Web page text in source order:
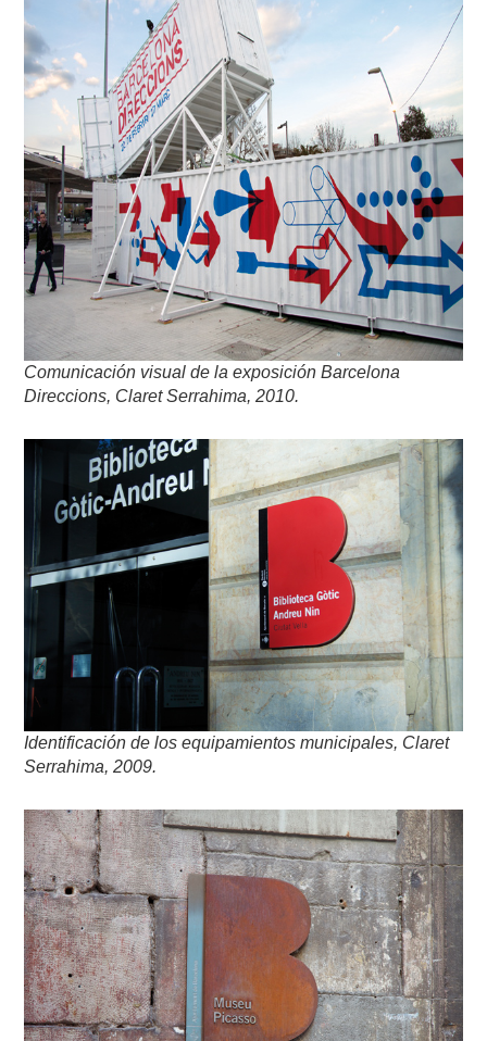
Comunicación visual de la exposición Barcelona
Direccions, Claret Serrahima, 2010.
Identificación de los equipamientos municipales, Claret
Serrahima, 2009.